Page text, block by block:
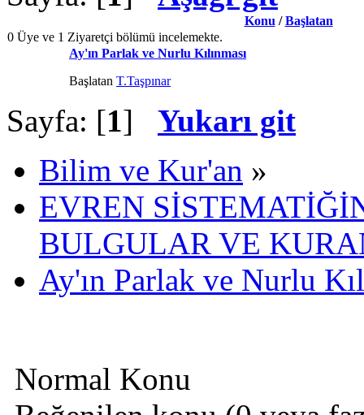
Konu /Başlatan
0 Üye ve 1 Ziyaretçi bölümü incelemekte.
Ay'ın Parlak ve Nurlu Kılınması
Başlatan T.Taşpınar
Sayfa: [1] Yukarı git
Bilim ve Kur'an »
EVREN
BULGULAR VE
Ay'ın Parlak ve Nurlu
Normal Konu